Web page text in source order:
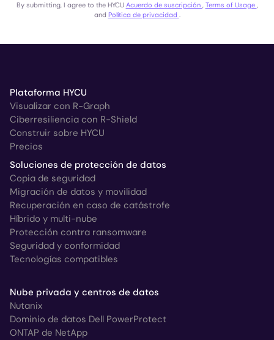
By submitting, I agree to the HYCU Acuerdo de suscripción , Terms of Usage ,
and Política de privacidad .
Plataforma HYCU
Visualizar con R-Graph
Ciberresiliencia con R-Shield
Construir sobre HYCU
Precios
Soluciones de protección de datos
Copia de seguridad
Migración de datos y movilidad
Recuperación en caso de catástrofe
Híbrido y multi-nube
Protección contra ransomware
Seguridad y conformidad
Tecnologías compatibles
Nube privada y centros de datos
Nutanix
Dominio de datos Dell PowerProtect
ONTAP de NetApp